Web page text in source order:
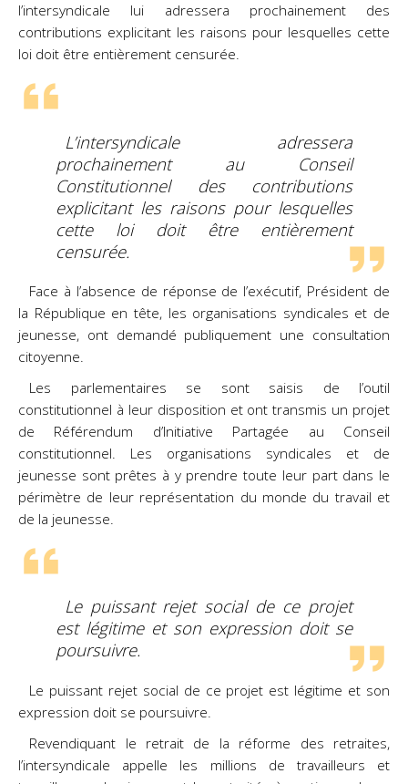
l’intersyndicale lui adressera prochainement des
contributions explicitant les raisons pour lesquelles cette
loi doit être entièrement censurée.
L’intersyndicale adressera
prochainement au Conseil
Constitutionnel des contributions
explicitant les raisons pour lesquelles
cette loi doit être entièrement
censurée.
Face à l’absence de réponse de l’exécutif, Président de
la République en tête, les organisations syndicales et de
jeunesse, ont demandé publiquement une consultation
citoyenne.
Les parlementaires se sont saisis de l’outil
constitutionnel à leur disposition et ont transmis un projet
de Référendum d’Initiative Partagée au Conseil
constitutionnel. Les organisations syndicales et de
jeunesse sont prêtes à y prendre toute leur part dans le
périmètre de leur représentation du monde du travail et
de la jeunesse.
Le puissant rejet social de ce projet
est légitime et son expression doit se
poursuivre.
Le puissant rejet social de ce projet est légitime et son
expression doit se poursuivre.
Revendiquant le retrait de la réforme des retraites,
l’intersyndicale appelle les millions de travailleurs et